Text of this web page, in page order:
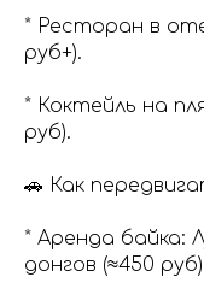
* Ресторан в
руб+).
* Коктейль на
руб).
🚗 Как
* Аренда байка:
донгов (≈450